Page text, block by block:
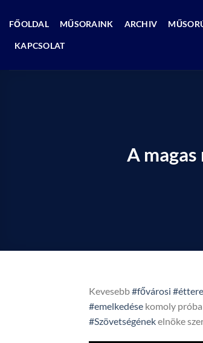
FŐOLDAL MŰSORAINK ARCHIV
KAPCSOLAT
A
Kevesebb#fővárosi
#emelkedése komoly
#Szövetségénekelnöke